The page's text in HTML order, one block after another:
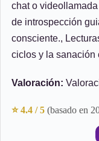
chat o
de introspección
consciente.,
ciclos y la sanación
Valoración:
⭐ 4.4 / 5 (basado en